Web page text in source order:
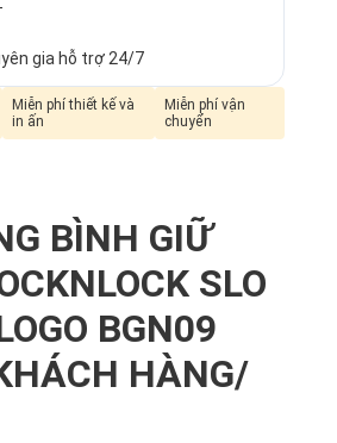
gia hỗ trợ 24/7
Miễn phí thiết kế và
in ấn
Miễn phí vận
chuyển
BÌNH GIỮ
SLO
BGN09
HÀNG/